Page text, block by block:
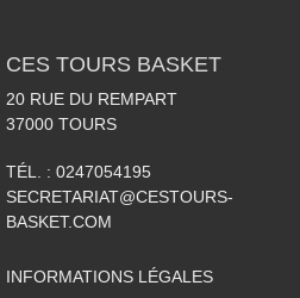
CES TOURS BASKET
20 RUE DU REMPART
37000 TOURS
TÉL. : 0247054195
SECRETARIAT@CESTOURS-
BASKET.COM
INFORMATIONS LÉGALES